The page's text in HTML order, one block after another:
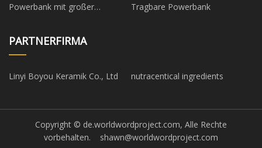
Powerbank mit großer
Tragbare Powerbank
PARTNERFIRMA
Linyi Boyou Keramik Co., Ltd nutracentical ingredients
Copyright © de.worldwordproject.com, Alle Rechte
vorbehalten. shawn@worldwordproject.com